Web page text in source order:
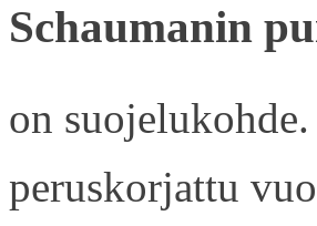
Schaumanin
on
peruskorjattu